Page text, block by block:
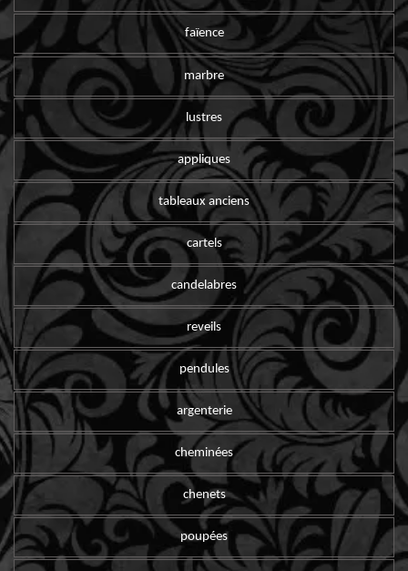
faïence
marbre
lustres
appliques
tableaux anciens
cartels
candelabres
reveils
pendules
argenterie
cheminées
chenets
poupées